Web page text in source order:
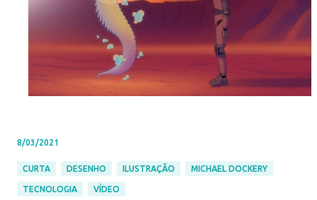
8/03/2021
CURTA DESENHO ILUSTRAÇÃO MICHAEL DOCKERY
TECNOLOGIA VÍDEO